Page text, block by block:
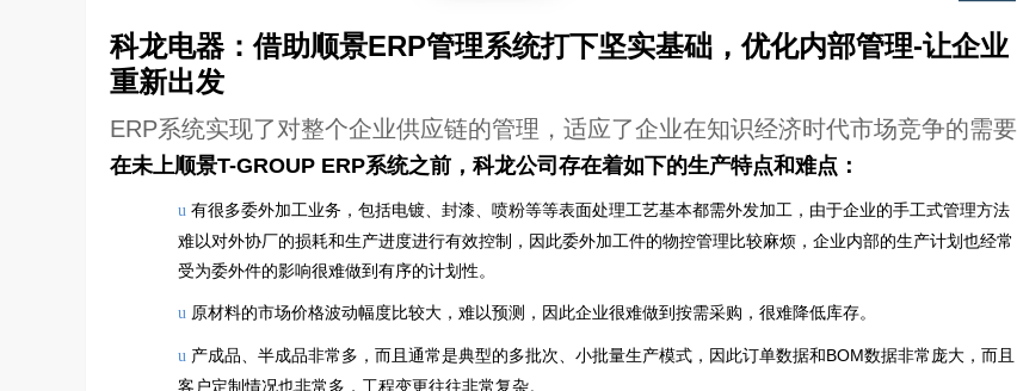
科龙电器：借助顺景ERP管理系统打下坚实基础，优化内部管理-让企业
重新出发
ERP系统实现了对整个企业供应链的管理，适应了企业在知识经济时代市场竞争的需要
在未上顺景T-GROUP ERP系统之前，科龙公司存在着如下的生产特点和难点：
u 有很多委外加工业务，包括电镀、封漆、喷粉等等表面处理工艺基本都需外发加工，由于企业的手工式管理方法
难以对外协厂的损耗和生产进度进行有效控制，因此委外加工件的物控管理比较麻烦，企业内部的生产计划也经常
受为委外件的影响很难做到有序的计划性。
u 原材料的市场价格波动幅度比较大，难以预测，因此企业很难做到按需采购，很难降低库存。
u 产成品、半成品非常多，而且通常是典型的多批次、小批量生产模式，因此订单数据和BOM数据非常庞大，而且
客户定制情况也非常多，工程变更往往非常复杂。